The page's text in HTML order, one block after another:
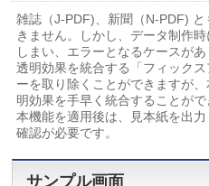
雑誌（J-PDF)、新聞（N-PDF)
きません。しかし、データ制作
しまい、エラーとなるケースが
透明効果を統合する「フィック
ーを取り除くことができますが
明効果を手早く統合することがで
本機能を適用後は、見本紙を出
確認が必要です。
サンプル画面